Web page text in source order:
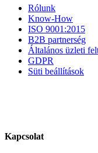
Rólunk
Know-How
ISO 9001:2015
B2B partnerség
Általános üzleti
GDPR
Süti beállítások
Kapcsolat